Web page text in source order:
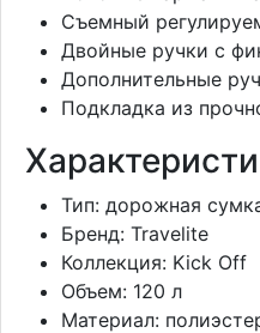
Съемный
Двойные ручки с
Дополнительные
Подкладка из
Тип: дорожная
Бренд: Travelite
Коллекция: Kick Off
Объем: 120 л
Материал: